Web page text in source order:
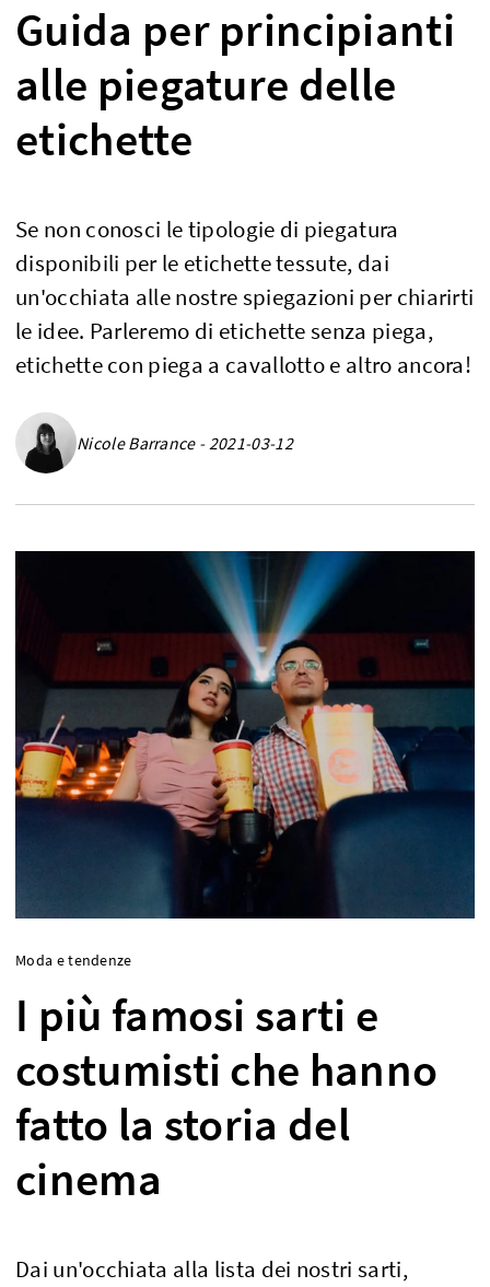
Guida per principianti
alle piegature delle
etichette
Se non conosci le tipologie di piegatura
disponibili per le etichette tessute, dai
un'occhiata alle nostre spiegazioni per chiarirti
le idee. Parleremo di etichette senza piega,
etichette con piega a cavallotto e altro ancora!
Nicole Barrance - 2021-03-12
Moda e tendenze
I più famosi sarti e
costumisti che hanno
fatto la storia del
cinema
Dai un'occhiata alla lista dei nostri sarti,